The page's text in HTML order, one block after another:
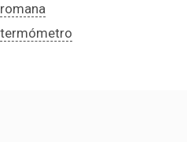
romana
termómetro